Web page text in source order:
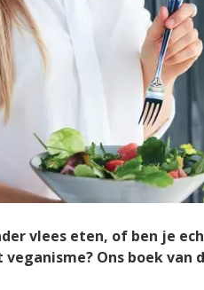
vlees eten, of ben je
Ons boek van